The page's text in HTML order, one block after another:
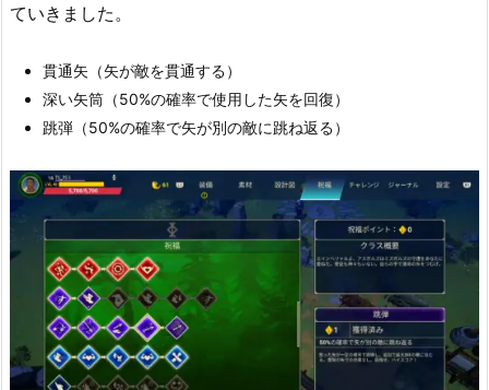
ていきました。
貫通矢（矢が敵を貫通する）
深い矢筒（50%の確率で使用した矢を回復）
跳弾（50%の確率で矢が別の敵に跳ね返る）